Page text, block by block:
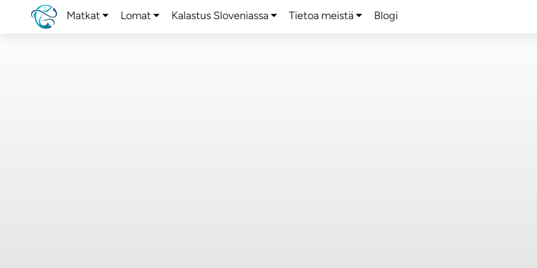
Matkat Lomat Kalastus Sloveniassa Tietoa meistä Blogi